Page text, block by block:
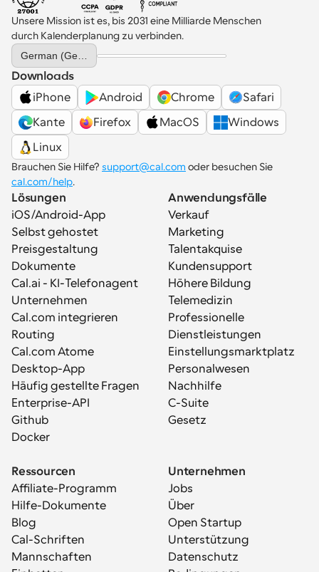
Unsere Mission ist es, bis 2031 eine Milliarde Menschen
durch Kalenderplanung zu verbinden.
Select Language
Downloads
iPhone
Android Chrome
Safari
Kante
Firefox MacOS
Windows
Linux
Brauchen Sie Hilfe? support@cal.com
cal.com/help.
Lösungen
iOS/Android-App
Selbst gehostet
Preisgestaltung
Dokumente
Cal.ai - KI-Telefonagent
Unternehmen
Cal.com integrieren
Routing
Cal.com Atome
Desktop-App
Häufig gestellte Fragen
Enterprise-API
Github
Docker
Anwendungsfälle
Verkauf
Marketing
Talentakquise
Kundensupport
Höhere Bildung
Telemedizin
Professionelle
Dienstleistungen
Einstellungsmarktplatz
Personalwesen
Nachhilfe
C-Suite
Gesetz
Ressourcen
Affiliate-Programm
Hilfe-Dokumente
Blog
Cal-Schriften
Mannschaften
Unternehmen
Jobs
Über
Open Startup
Unterstützung
Datenschutz